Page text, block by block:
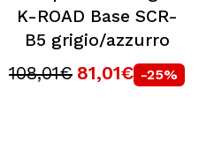
K-ROAD Base SCR-
B5 grigio/azzurro
108,01€ 81,01€ -25%